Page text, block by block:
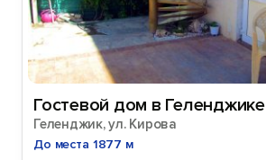
Гостевой дом в Геленджике
Геленджик, ул. Кирова
До места 1877 м